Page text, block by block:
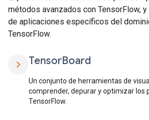
métodos avanzados con TensorFlow,
de aplicaciones específicos del
TensorFlow.
chevron_right TensorBoard
Un conjunto de herramientas de
comprender, depurar y optimizar los
TensorFlow.